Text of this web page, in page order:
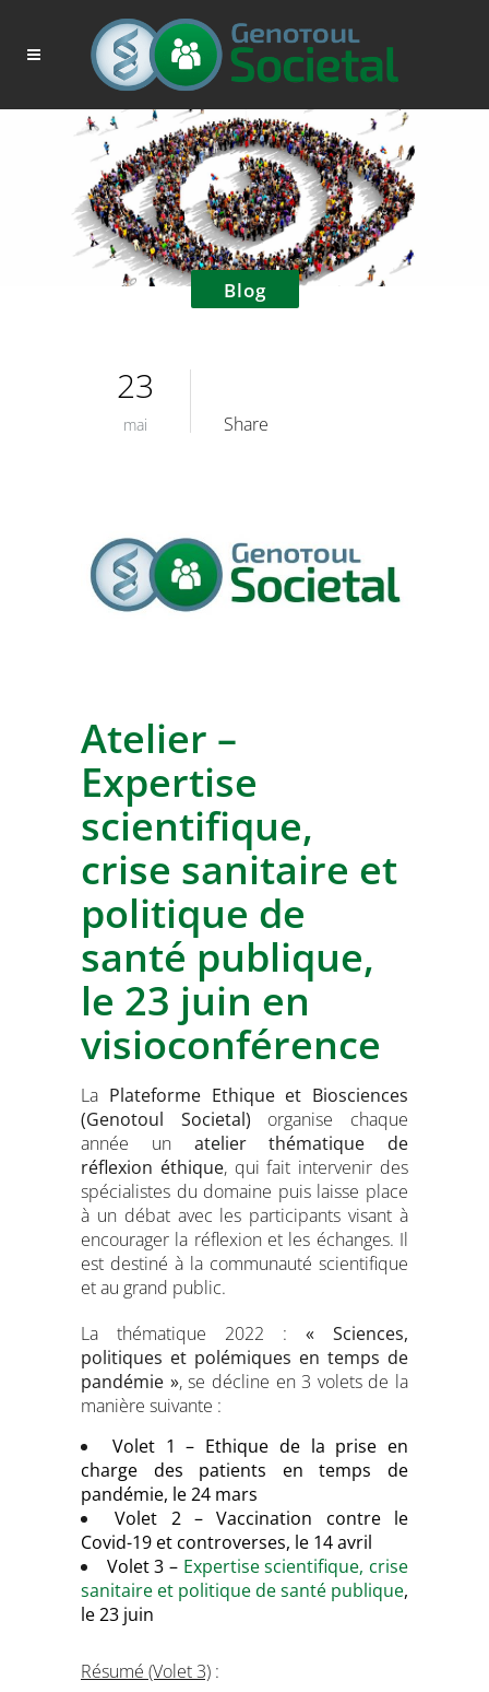
Blog
23
mai Share
Atelier –
Expertise
scientifique,
crise sanitaire et
politique de
santé publique,
le 23 juin en
visioconférence
La Plateforme Ethique et Biosciences
(Genotoul Societal) organise chaque
année un atelier thématique de
réflexion éthique, qui fait intervenir des
spécialistes du domaine puis laisse place
à un débat avec les participants visant à
encourager la réflexion et les échanges. Il
est destiné à la communauté scientifique
et au grand public.
La thématique 2022 : « Sciences,
politiques et polémiques en temps de
pandémie », se décline en 3 volets de la
manière suivante :
Volet 1 – Ethique de la prise en
charge des patients en temps de
pandémie, le 24 mars
Volet 2 – Vaccination contre le
Covid-19 et controverses, le 14 avril
Volet 3 – Expertise scientifique, crise
sanitaire et politique de santé publique,
le 23 juin
Résumé (Volet 3) :